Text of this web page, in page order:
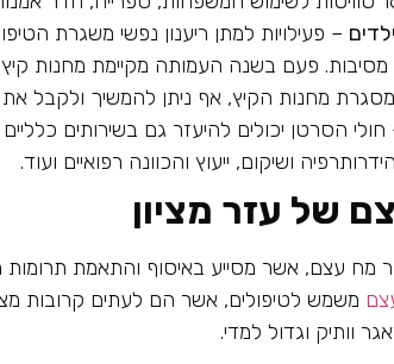
– פעילויות למתן ריענון נפשי משגרת
מסיבות. פעם בשנה העמותה מקיימת מחנות
מחנות הקיץ, אף ניתן להמשיך ולקבל
חולי הסרטן יכולים להיעזר גם בשירותים
ושיקום, ייעוץ והכוונה רפואיים ועוד.
של עזר מציון
מח עצם, אשר מסייע באיסוף והתאמת
משמש לטיפולים, אשר הם לעתים קרובות
וותיק וגדול למדי.